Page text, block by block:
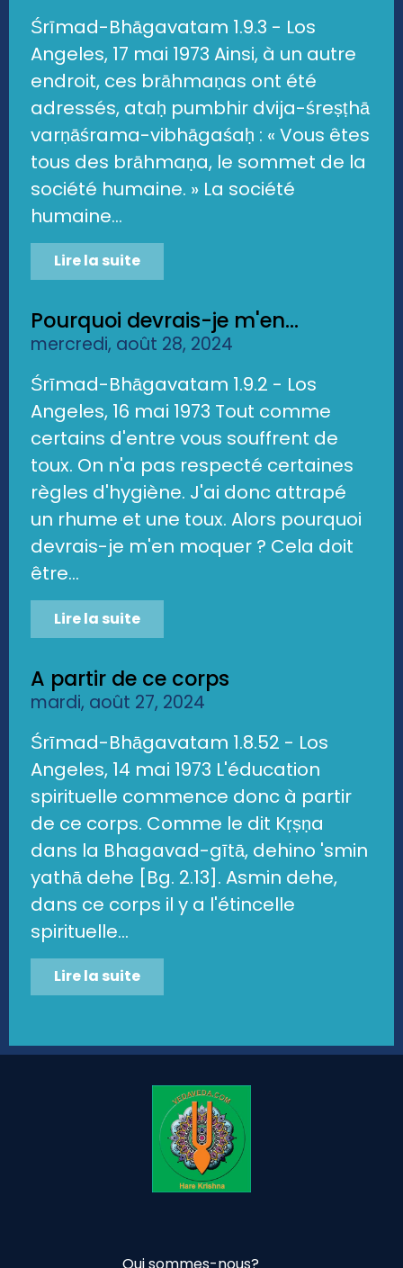
Śrīmad-Bhāgavatam 1.9.3 - Los
Angeles, 17 mai 1973 Ainsi, à un autre
endroit, ces brāhmaṇas ont été
adressés, ataḥ pumbhir dvija-śreṣṭhā
varṇāśrama-vibhāgaśaḥ : « Vous êtes
tous des brāhmaṇa, le sommet de la
société humaine. » La société
humaine...
Lire la suite
Pourquoi devrais-je m'en...
mercredi, août 28, 2024
Śrīmad-Bhāgavatam 1.9.2 - Los
Angeles, 16 mai 1973 Tout comme
certains d'entre vous souffrent de
toux. On n'a pas respecté certaines
règles d'hygiène. J'ai donc attrapé
un rhume et une toux. Alors pourquoi
devrais-je m'en moquer ? Cela doit
être...
Lire la suite
A partir de ce corps
mardi, août 27, 2024
Śrīmad-Bhāgavatam 1.8.52 - Los
Angeles, 14 mai 1973 L'éducation
spirituelle commence donc à partir
de ce corps. Comme le dit Kṛṣṇa
dans la Bhagavad-gītā, dehino 'smin
yathā dehe [Bg. 2.13]. Asmin dehe,
dans ce corps il y a l'étincelle
spirituelle...
Lire la suite
Qui sommes-nous?